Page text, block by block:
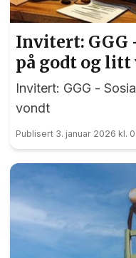
Invitert: GGG
på godt og litt
Invitert: GGG -
vondt
Publisert 3. januar 2026 kl.